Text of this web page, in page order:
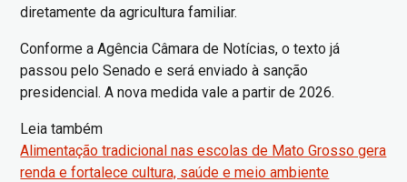
diretamente da agricultura familiar.
Conforme a Agência Câmara de Notícias, o texto já
passou pelo Senado e será enviado à sanção
presidencial. A nova medida vale a partir de 2026.
Leia também
Alimentação tradicional nas escolas de Mato Grosso gera
renda e fortalece cultura, saúde e meio ambiente